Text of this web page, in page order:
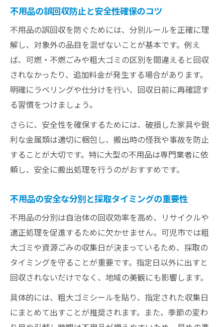
持ち込みやエコドーム活用の手順を解説
不用品持ち込み時の事前準備と流れを解説
エコドームを活用した不用品処分のポイン
不用品回収の持ち込み方法と受付時の注意
点
方法
不用品の持ち込み手順と事前確認事項まと
め
不用品採取の手間と費用を抑える実践テク
ニック
不用品回収で無駄な出費を防ぐコツと工夫
不用品の費用削減と手間を減らす具体策
不用品採取を効率化しコストダウンする方
法
不用品の手間と費用を最小限にする処分計
画
不用品の誤回収防止と安全性確保のコツ
不用品の誤回収を防ぐためには、分別ルールを正確に理
解し、対象外の品目を混ぜないことが基本です。例え
ば、可燃・不燃ごみや粗大ゴミの区別を間違えると回収
されなかったり、追加料金が発生する場合があります。
明確にラベリングや仕分けを行い、回収日前に再確認す
る習慣をつけましょう。
さらに、安全性を確保するためには、破損した家具や鋭
利な金属類は適切に梱包し、搬出時の怪我や事故を防止
することが大切です。特に大型の不用品は専門業者に依
頼し、安全に搬出処理を行うのがおすすめです。
不用品の安全な分別と採取タイミングの重要性
不用品の分別は自治体の回収効率を高め、リサイクルや
適正処理を促進するために欠かせません。可児市では粗
大ゴミや資源ごみの収集日が決まっているため、採取の
タイミングを守ることが重要です。指定日以外に出すと
回収されないだけでなく、地域の美観にも影響します。
具体的には、粗大ゴミシールを貼り、指定された収集日
にまとめて出すことが推奨されます。また、季節の変わ